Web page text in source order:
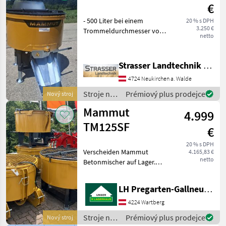
Nový stroj
€
20 % s DPH
3.250 €
netto
- 500 Liter bei einem
Trommeldurchmesser von
Stützfüße - 4 gefederte
Rührarme - Schutzgitter mit
Sackaufreißer - Traktors
Strasser Landtechnik GmbH
4724 Neukirchen a. Walde
Stroje na
stavbu /
Mammut
Prémiový plus prodejce
Nový stroj
Mammut
TM125SF
4.999
€
20 % s DPH
4.165,83 €
netto
Verscheiden Mammut
Betonmischer auf Lager.
erhältlich!
Serienausstattung Modell
2025: Dreipunktaufnahme,
Zapfwellenbetrieben,
Schutzbl
LH Pregarten-Gallneukirchen, Pregarten
4224 Wartberg
Stroje na
Prémiový plus prodejce